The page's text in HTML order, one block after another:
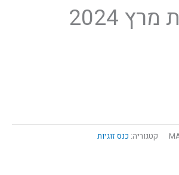
2024
קטגוריה: כנס זוגיות